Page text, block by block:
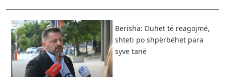
Berisha: Duhet të reagojmë,
shteti po shpërbëhet para
syve tanë